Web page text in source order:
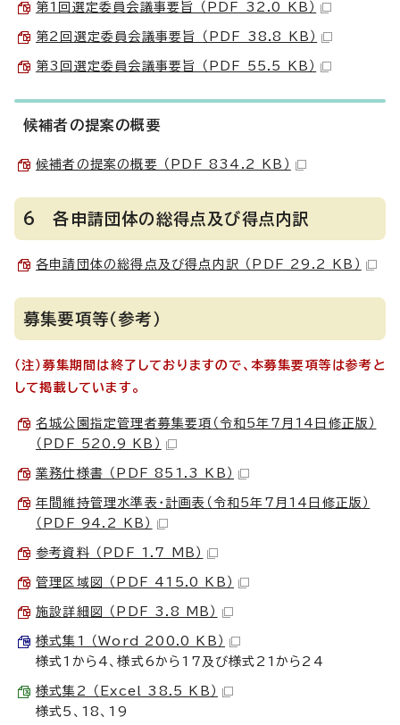
第1回選定委員会議事要旨 （PDF 32.0 KB）
第2回選定委員会議事要旨 （PDF 38.8 KB）
第3回選定委員会議事要旨 （PDF 55.5 KB）
候補者の提案の概要
候補者の提案の概要 （PDF 834.2 KB）
6 各申請団体の総得点及び得点内訳
各申請団体の総得点及び得点内訳 （PDF 29.2 KB）
募集要項等（参考）
（注）募集期間は終了しておりますので、本募集要項等は参考と
して掲載しています。
名城公園指定管理者募集要項（令和5年7月14日修正版）
（PDF 520.9 KB）
業務仕様書 （PDF 851.3 KB）
年間維持管理水準表・計画表（令和5年7月14日修正版）
（PDF 94.2 KB）
参考資料 （PDF 1.7 MB）
管理区域図 （PDF 415.0 KB）
施設詳細図 （PDF 3.8 MB）
様式集1 （Word 200.0 KB）
様式1から4、様式6から17及び様式21から24
様式集2 （Excel 38.5 KB）
様式5、18、19